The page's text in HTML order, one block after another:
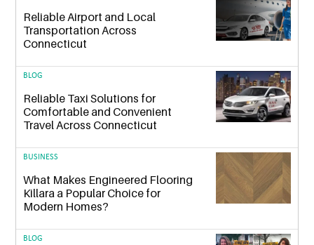
Reliable Airport and Local
Transportation Across
Connecticut
BLOG
Reliable Taxi Solutions for
Comfortable and Convenient
Travel Across Connecticut
BUSINESS
What Makes Engineered Flooring
Killara a Popular Choice for
Modern Homes?
BLOG